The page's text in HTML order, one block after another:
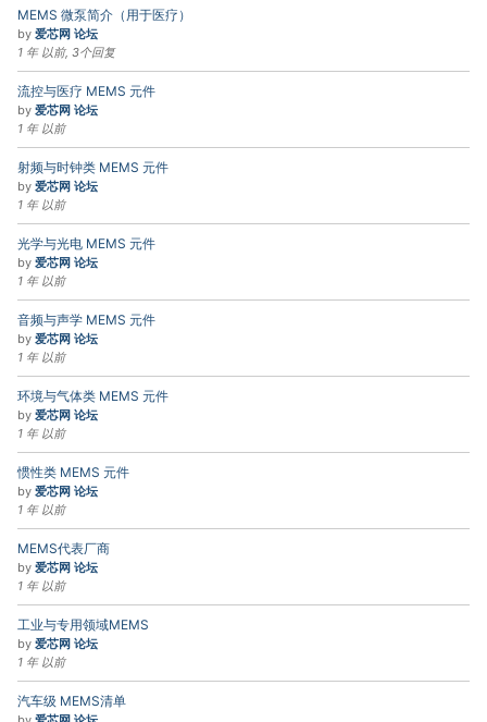
MEMS 微泵简介（用于医疗）
by 爱芯网 论坛
1 年 以前, 3个回复
流控与医疗 MEMS 元件
by 爱芯网 论坛
1 年 以前
射频与时钟类 MEMS 元件
by 爱芯网 论坛
1 年 以前
光学与光电 MEMS 元件
by 爱芯网 论坛
1 年 以前
音频与声学 MEMS 元件
by 爱芯网 论坛
1 年 以前
环境与气体类 MEMS 元件
by 爱芯网 论坛
1 年 以前
惯性类 MEMS 元件
by 爱芯网 论坛
1 年 以前
MEMS代表厂商
by 爱芯网 论坛
1 年 以前
工业与专用领域MEMS
by 爱芯网 论坛
1 年 以前
汽车级 MEMS清单